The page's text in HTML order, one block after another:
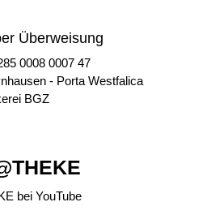
Überweisung
0008 0007 47
- Porta Westfalica
BGZ